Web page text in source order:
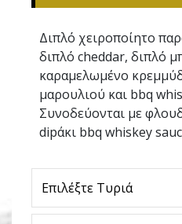
Διπλό χειροποίητο
διπλό cheddar, διπλό
καραμελωμένο
μαρουλιού και bbq
Συνοδεύονται µε
dipάκι bbq whiskey
Επιλέξτε Τυριά